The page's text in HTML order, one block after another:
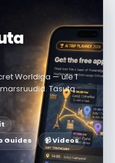
Worldiga — üle 1
Tasuta
Guides 📹 Videos